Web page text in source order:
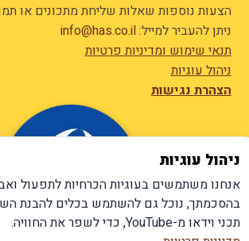
ניהול עוגיות
אנחנו משתמשים בעוגיות הכרחיות לתפעול
בהסכמתך, נוכל גם להשתמש בכלים להבנת
תכני וידאו מ-YouTube, כדי לשפר את החוויה.
הצעות נוספות שאלות שליחת מתכונים או
ניתן להעביר למייל:info@has.co.il
תנאי שימוש ומדיניות פרטיות
ניהול עוגיות
הצהרת נגישות